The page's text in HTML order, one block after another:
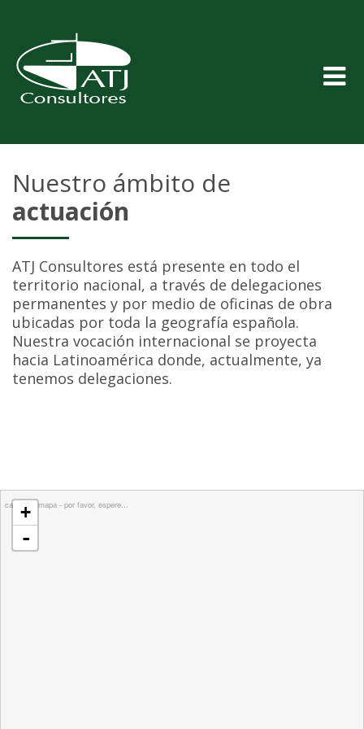
Nuestro ámbito de
actuación
ATJ Consultores está presente en todo el
territorio nacional, a través de delegaciones
permanentes y por medio de oficinas de obra
ubicadas por toda la geografía española.
Nuestra vocación internacional se proyecta
hacia Latinoamérica donde, actualmente, ya
tenemos delegaciones.
cargando mapa - por favor, espere...
+
-